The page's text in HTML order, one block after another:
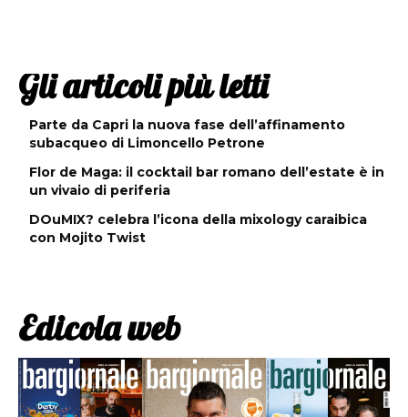
Gli articoli più letti
Parte da Capri la nuova fase dell’affinamento
subacqueo di Limoncello Petrone
Flor de Maga: il cocktail bar romano dell’estate è in
un vivaio di periferia
DOuMIX? celebra l’icona della mixology caraibica
con Mojito Twist
Edicola web